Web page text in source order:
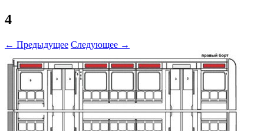
4
← Предыдущее Следующее →